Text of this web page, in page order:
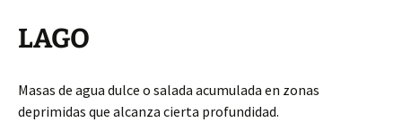
LAGO
Masas de agua dulce o salada acumulada en zonas
deprimidas que alcanza cierta profundidad.